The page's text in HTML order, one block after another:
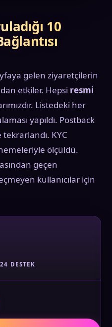
10
gelen ziyaretçilerin
etkiler. Hepsi resmi
Listedeki her
yapıldı. Postback
KYC
ölçüldü.
geçen
kullanıcılar için
DESTEK